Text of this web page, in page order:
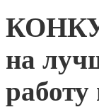
на
работу